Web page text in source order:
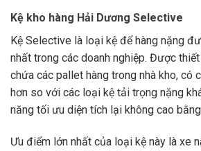
Kệ kho hàng Hải Dương Selective
Kệ Selective là loại kệ để hàng nặng
nhất trong các doanh nghiệp. Được
chứa các pallet hàng trong nhà kho, có
hơn so với các loại kệ tải trọng nặng
năng tối ưu diện tích lại không cao
Ưu điểm lớn nhất của loại kệ này là xe